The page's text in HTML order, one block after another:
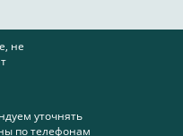
не
уточнять
по телефонам